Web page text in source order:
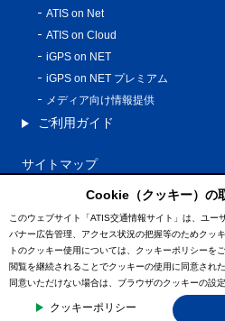
ATIS on Net
ATIS on Cloud
iGPS on NET
iGPS on NET プレミアム
メディア向け情報提供
ご利用ガイド
サイトマップ
プライバシーポリシー
利用規約
特定商取引法に基づく表記
情報の外部通信について
© ATIS Co.,Ltd. All
Cookie（クッキー）の
このウェブサイト「ATIS交通情報サイト」は、ユー
バナー広告管理、アクセス状況の把握等のためクッ
トのクッキー使用については、クッキーポリシーを
閲覧を継続されることでクッキーの使用に同意された
同意いただけない場合は、ブラウザのクッキーの設
クッキーポリシー